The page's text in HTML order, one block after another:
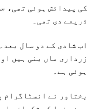
کی پیدائش ہوئی تھی،
ذریعے دی تھی۔
اب شادی کے دو سال بعد۔
زرداری ماں بنی ہیں
ہوئی ہے۔
بختاور نے انسٹاگرام